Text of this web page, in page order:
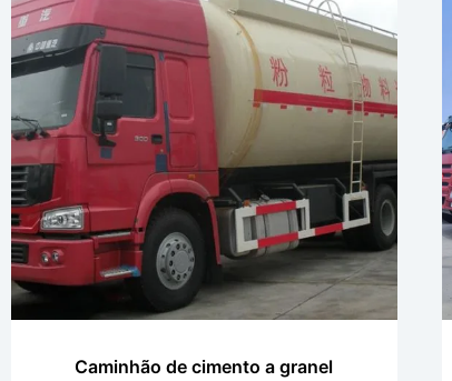
Caminhão de cimento a granel